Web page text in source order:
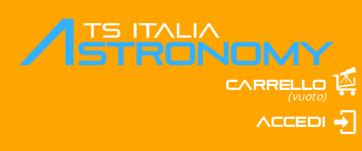
Carrello
(vuoto)
Accedi